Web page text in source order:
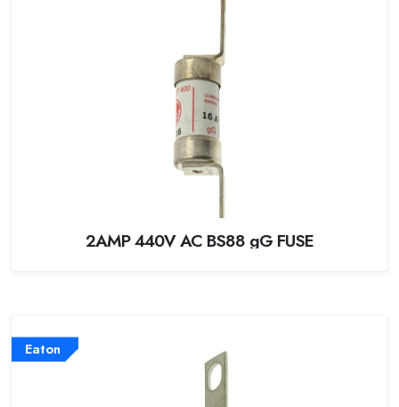
2AMP 440V AC BS88 gG FUSE
Eaton